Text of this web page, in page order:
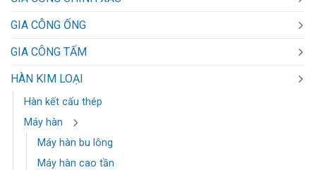
GIA CÔNG ỐNG
GIA CÔNG TẤM
HÀN KIM LOẠI
Hàn kết cấu thép
Máy hàn
Máy hàn bu lông
Máy hàn cao tần